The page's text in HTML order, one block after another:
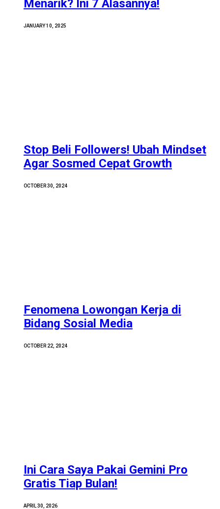
Menarik? Ini 7 Alasannya!
JANUARY 10, 2025
Stop Beli Followers! Ubah Mindset
Agar Sosmed Cepat Growth
OCTOBER 30, 2024
Fenomena Lowongan Kerja di
Bidang Sosial Media
OCTOBER 22, 2024
Ini Cara Saya Pakai Gemini Pro
Gratis Tiap Bulan!
APRIL 30, 2026